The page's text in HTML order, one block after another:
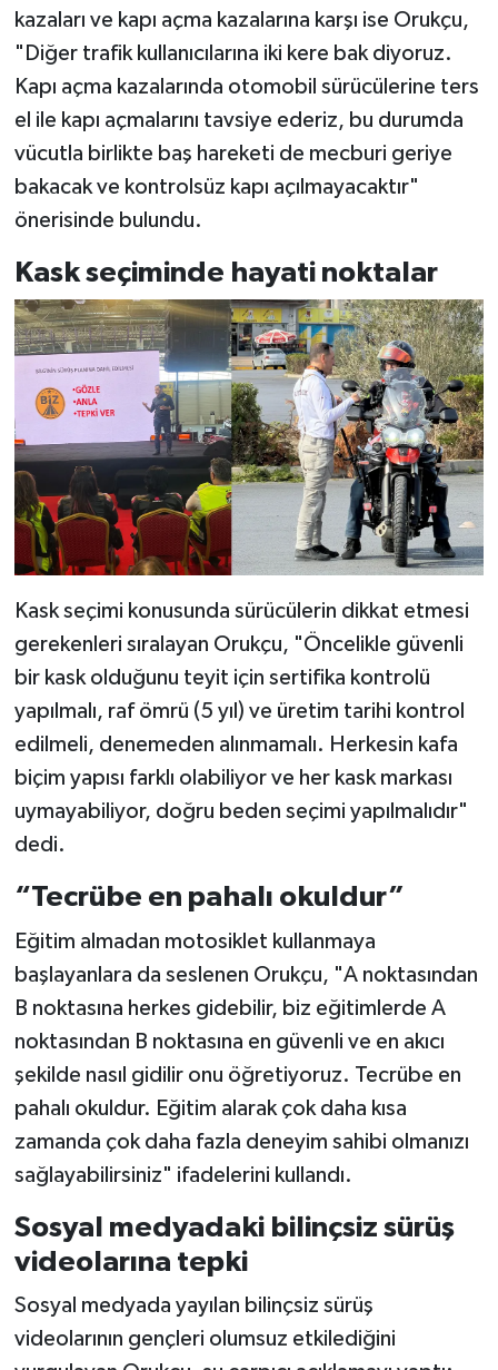
kazaları ve kapı açma kazalarına karşı ise Orukçu,
"Diğer trafik kullanıcılarına iki kere bak diyoruz.
Kapı açma kazalarında otomobil sürücülerine ters
el ile kapı açmalarını tavsiye ederiz, bu durumda
vücutla birlikte baş hareketi de mecburi geriye
bakacak ve kontrolsüz kapı açılmayacaktır"
önerisinde bulundu.
Kask seçiminde hayati noktalar
Kask seçimi konusunda sürücülerin dikkat etmesi
gerekenleri sıralayan Orukçu, "Öncelikle güvenli
bir kask olduğunu teyit için sertifika kontrolü
yapılmalı, raf ömrü (5 yıl) ve üretim tarihi kontrol
edilmeli, denemeden alınmamalı. Herkesin kafa
biçim yapısı farklı olabiliyor ve her kask markası
uymayabiliyor, doğru beden seçimi yapılmalıdır"
dedi.
“Tecrübe en pahalı okuldur”
Eğitim almadan motosiklet kullanmaya
başlayanlara da seslenen Orukçu, "A noktasından
B noktasına herkes gidebilir, biz eğitimlerde A
noktasından B noktasına en güvenli ve en akıcı
şekilde nasıl gidilir onu öğretiyoruz. Tecrübe en
pahalı okuldur. Eğitim alarak çok daha kısa
zamanda çok daha fazla deneyim sahibi olmanızı
sağlayabilirsiniz" ifadelerini kullandı.
Sosyal medyadaki bilinçsiz sürüş
videolarına tepki
Sosyal medyada yayılan bilinçsiz sürüş
videolarının gençleri olumsuz etkilediğini